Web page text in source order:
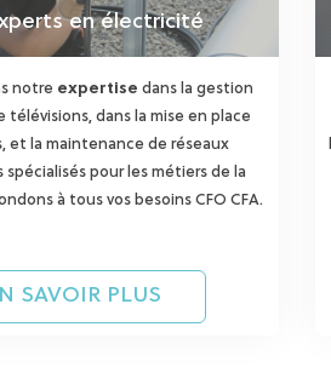
en électricité
notre expertise dans la gestion
télévisions, dans la mise en place
et la maintenance de réseaux
pour les métiers de la
à tous vos besoins CFO CFA.
SAVOIR PLUS